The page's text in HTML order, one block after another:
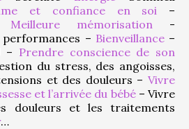
et confiance en soi –
Meilleure mémorisation -
performances – Bienveillance –
– Prendre conscience de son
du stress, des angoisses,
et des douleurs – Vivre
et l’arrivée du bébé – Vivre
douleurs et les traitements
…